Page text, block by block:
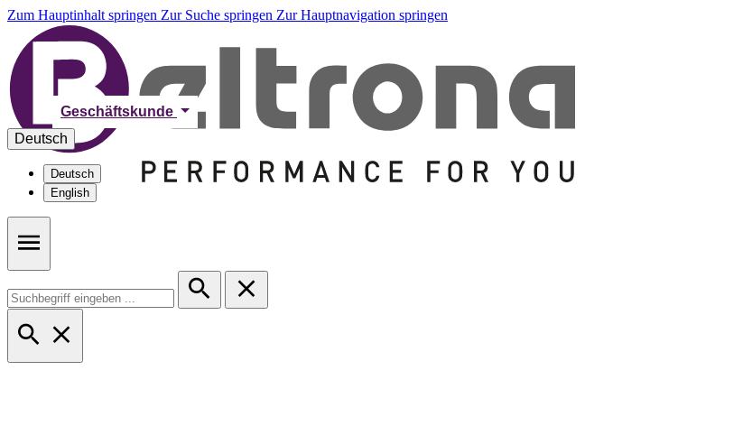
Zum Hauptinhalt springen Zur Suche springen Zur Hauptnavigation springen
Geschäftskunde
Deutsch
Deutsch
English